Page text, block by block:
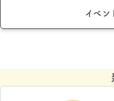
イベ